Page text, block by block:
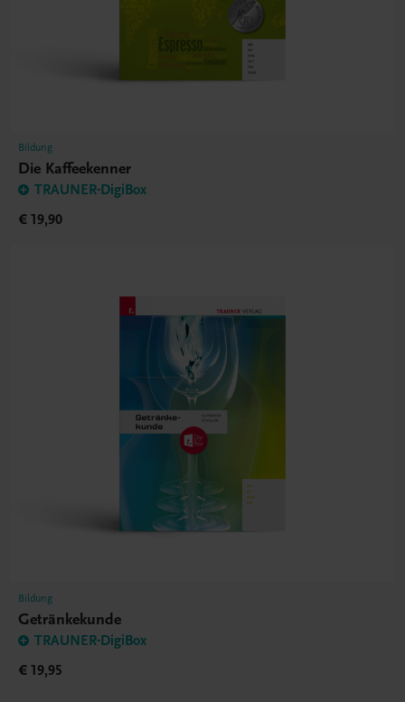
Bildung
Die Kaffeekenner
TRAUNER-DigiBox
€ 19,90
Bildung
Getränkekunde
TRAUNER-DigiBox
€ 19,95